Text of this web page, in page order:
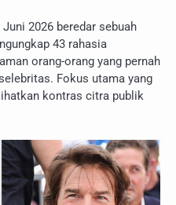
Juni 2026 beredar sebuah
43 rahasia
orang-orang yang pernah
Fokus utama yang
kontras citra publik